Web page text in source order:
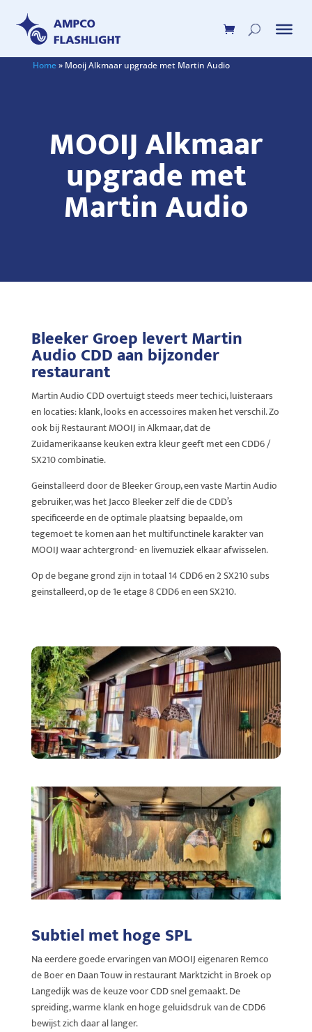
Home» Mooij Alkmaar upgrade met Martin Audio
MOOIJ Alkmaar
upgrade met
Martin Audio
Bleeker Groep levert Martin
Audio CDD aan bijzonder
restaurant
Martin Audio CDD overtuigt steeds meer techici, luisteraars
en locaties: klank, looks en accessoires maken het verschil. Zo
ook bij Restaurant MOOIJ in Alkmaar, dat de
Zuidamerikaanse keuken extra kleur geeft met een CDD6 /
SX210 combinatie.
Geinstalleerd door de Bleeker Group, een vaste Martin Audio
gebruiker, was het Jacco Bleeker zelf die de CDD’s
specificeerde en de optimale plaatsing bepaalde, om
tegemoet te komen aan het multifunctinele karakter van
MOOIJ waar achtergrond- en livemuziek elkaar afwisselen.
Op de begane grond zijn in totaal 14 CDD6 en 2 SX210 subs
geinstalleerd, op de 1e etage 8 CDD6 en een SX210.
Subtiel met hoge SPL
Na eerdere goede ervaringen van MOOIJ eigenaren Remco
de Boer en Daan Touw in restaurant Marktzicht in Broek op
Langedijk was de keuze voor CDD snel gemaakt. De
spreiding, warme klank en hoge geluidsdruk van de CDD6
bewijst zich daar al langer.